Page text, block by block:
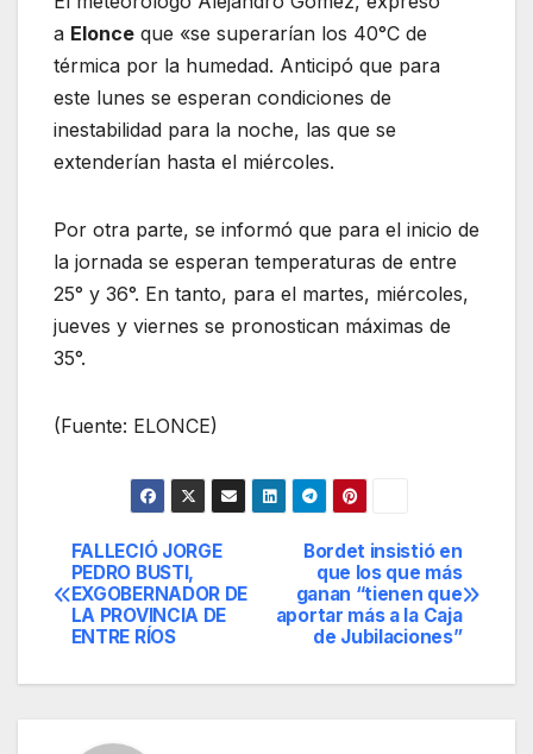
a Elonce que «se superarían los 40°C de
térmica por la humedad. Anticipó que para
este lunes se esperan condiciones de
inestabilidad para la noche, las que se
extenderían hasta el miércoles.
Por otra parte, se informó que para el inicio de
la jornada se esperan temperaturas de entre
25° y 36°. En tanto, para el martes, miércoles,
jueves y viernes se pronostican máximas de
35°.
(Fuente: ELONCE)
Navegación
de
Bordet insistió en
que los que más
ganan “tienen que
aportar más a la Caja
de Jubilaciones”
FALLECIÓ JORGE
PEDRO BUSTI,
EXGOBERNADOR DE
LA PROVINCIA DE
ENTRE RÍOS